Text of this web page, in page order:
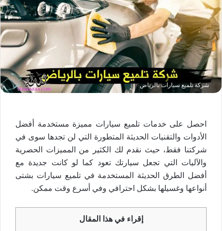
شركة تلميع سيارات بالرياض
احصل على خدمات تلميع سيارات مميزة مستخدمة أفضل
الأدوات والتقنيات الحديثة المتطورة التي لن تجدها سوى في
شركتنا فقط، حيث نقدم لك الكثير من المميزات الحصرية
والآليات التي تجعل سيارتك تعود كما لو كانت جديدة مع
أفضل الطرق الحديثة المستخدمة في تلميع سيارات بشتى
أنواعها وغسيلها بشكل احترافي وفي أسرع وقت ممكن.
إقراء في هذا المقال